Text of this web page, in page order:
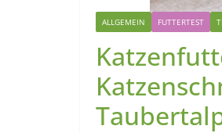
ALLGEMEIN FUTTERTEST